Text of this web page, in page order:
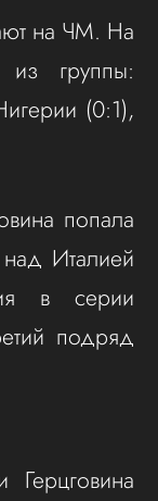
на ЧМ. На
группы:
(0:1),
попала
Италией
в серии
подряд